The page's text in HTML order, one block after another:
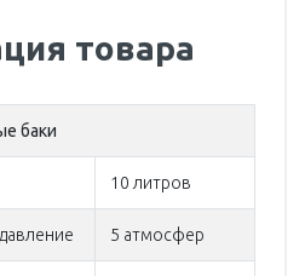
товара
баки
10 литров
5 атмосфер